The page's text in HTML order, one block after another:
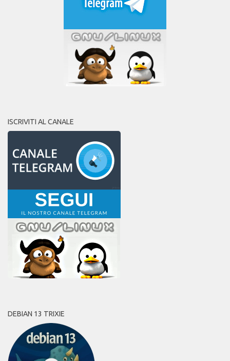
ISCRIVITI AL CANALE
DEBIAN 13 TRIXIE